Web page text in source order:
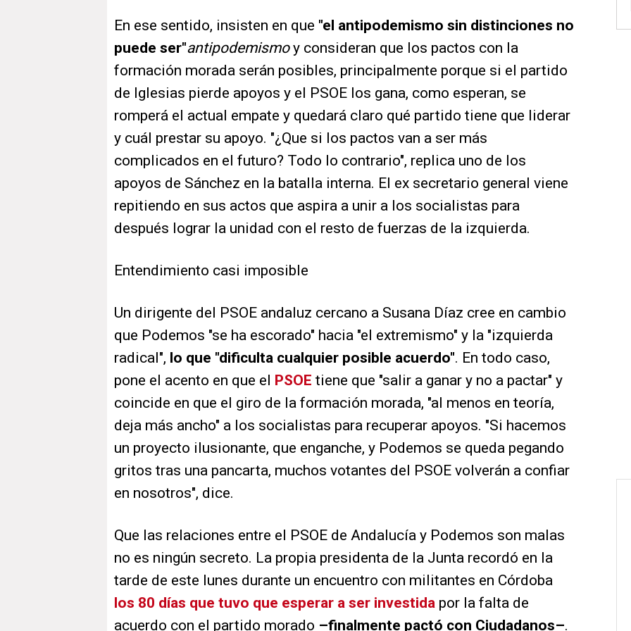
En ese sentido, insisten en que "el antipodemismo sin distinciones no
puede ser"antipodemismoy consideran que los pactos con la
formación morada serán posibles, principalmente porque si el partido
de Iglesias pierde apoyos y el PSOE los gana, como esperan, se
romperá el actual empate y quedará claro qué partido tiene que liderar
y cuál prestar su apoyo. "¿Que si los pactos van a ser más
complicados en el futuro? Todo lo contrario", replica uno de los
apoyos de Sánchez en la batalla interna. El ex secretario general viene
repitiendo en sus actos que aspira a unir a los socialistas para
después lograr la unidad con el resto de fuerzas de la izquierda.
Entendimiento casi imposible
Un dirigente del PSOE andaluz cercano a Susana Díaz cree en cambio
que Podemos "se ha escorado" hacia "el extremismo" y la "izquierda
radical", lo que "dificulta cualquier posible acuerdo". En todo caso,
pone el acento en que el
PSOE tiene que "salir a ganar y no a pactar" y
coincide en que el giro de la formación morada, "al menos en teoría,
deja más ancho" a los socialistas para recuperar apoyos. "Si hacemos
un proyecto ilusionante, que enganche, y Podemos se queda pegando
gritos tras una pancarta, muchos votantes del PSOE volverán a confiar
en nosotros", dice.
Que las relaciones entre el PSOE de Andalucía y Podemos son malas
no es ningún secreto. La propia presidenta de la Junta recordó en la
tarde de este lunes durante un encuentro con militantes en Córdoba
los 80 días que tuvo que esperar a ser investida por la falta de
acuerdo con el partido morado –finalmente pactó con Ciudadanos–.